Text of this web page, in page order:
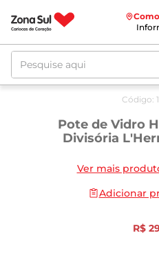
Pesquise aqui
Código:
Pote de Vidro
Divisória
Ver mais
Adicionar
R$